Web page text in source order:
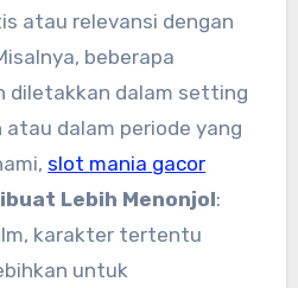
atau relevansi dengan
beberapa
diletakkan dalam setting
atau dalam periode yang
slot mania gacor
Lebih Menonjol:
karakter tertentu
untuk